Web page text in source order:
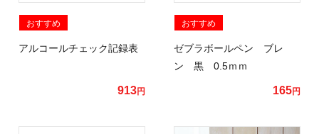
おすすめ
アルコールチェック記録表
913円
おすすめ
ゼブラボールペン ブレ
ン 黒 0.5ｍｍ
165円